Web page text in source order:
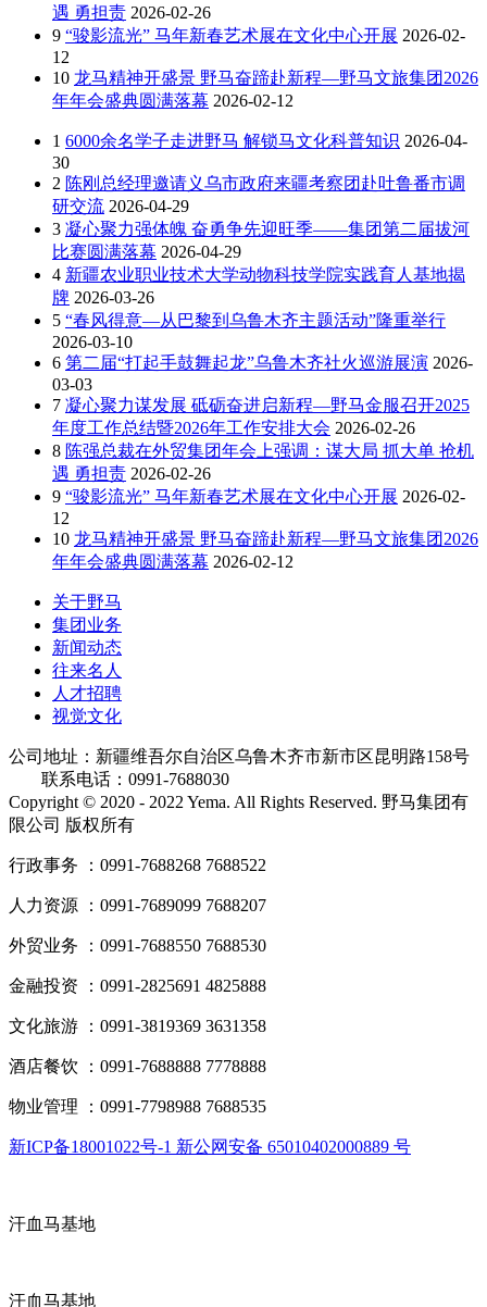
遇 勇担责 2026-02-26
9 “骏影流光” 马年新春艺术展在文化中心开展 2026-02-
12
10 龙马精神开盛景 野马奋蹄赴新程—野马文旅集团2026
年年会盛典圆满落幕 2026-02-12
1 6000余名学子走进野马 解锁马文化科普知识 2026-04-
30
2 陈刚总经理邀请义乌市政府来疆考察团赴吐鲁番市调
研交流 2026-04-29
3 凝心聚力强体魄 奋勇争先迎旺季——集团第二届拔河
比赛圆满落幕 2026-04-29
4 新疆农业职业技术大学动物科技学院实践育人基地揭
牌 2026-03-26
5 “春风得意—从巴黎到乌鲁木齐主题活动”隆重举行
2026-03-10
6 第二届“打起手鼓舞起龙”乌鲁木齐社火巡游展演 2026-
03-03
7 凝心聚力谋发展 砥砺奋进启新程—野马金服召开2025
年度工作总结暨2026年工作安排大会 2026-02-26
8 陈强总裁在外贸集团年会上强调：谋大局 抓大单 抢机
遇 勇担责 2026-02-26
9 “骏影流光” 马年新春艺术展在文化中心开展 2026-02-
12
10 龙马精神开盛景 野马奋蹄赴新程—野马文旅集团2026
年年会盛典圆满落幕 2026-02-12
关于野马
集团业务
新闻动态
往来名人
人才招聘
视觉文化
公司地址：新疆维吾尔自治区乌鲁木齐市新市区昆明路158号
联系电话：0991-7688030
Copyright © 2020 - 2022 Yema. All Rights Reserved. 野马集团有
限公司 版权所有
行政事务 ：0991-7688268 7688522
人力资源 ：0991-7689099 7688207
外贸业务 ：0991-7688550 7688530
金融投资 ：0991-2825691 4825888
文化旅游 ：0991-3819369 3631358
酒店餐饮 ：0991-7688888 7778888
物业管理 ：0991-7798988 7688535
新ICP备18001022号-1 新公网安备 65010402000889 号
汗血马基地
汗血马基地